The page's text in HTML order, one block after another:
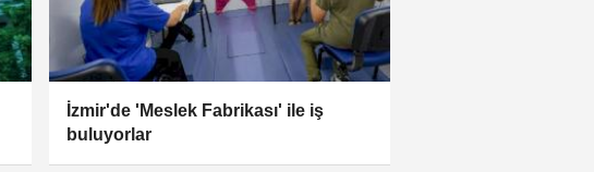
İzmir'de 'Meslek Fabrikası' ile iş
buluyorlar